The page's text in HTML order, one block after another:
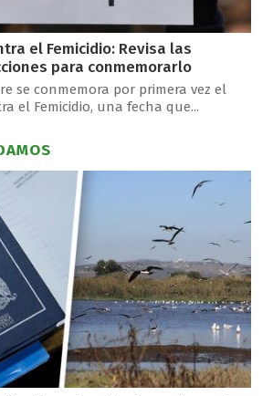
el Femicidio: Revisa las
para conmemorarlo
se conmemora por primera vez el
el Femicidio, una fecha que...